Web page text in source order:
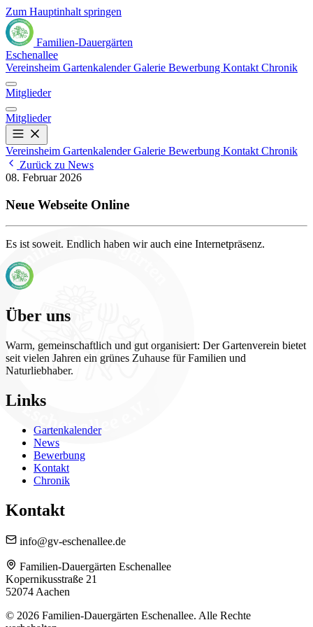
Zum Hauptinhalt springen
Familien-Dauergärten
Eschenallee
Vereinsheim GartenkalenderGalerie Bewerbung Kontakt Chronik
Mitglieder
Mitglieder
Vereinsheim GartenkalenderGalerie Bewerbung Kontakt Chronik
Zurück zu News
08. Februar 2026
Neue Webseite Online
Es ist soweit. Endlich haben wir auch eine Internetpräsenz.
Über uns
Warm, gemeinschaftlich und gut organisiert: Der Gartenverein bietet
seit vielen Jahren ein grünes Zuhause für Familien und
Naturliebhaber.
Links
Gartenkalender
News
Bewerbung
Kontakt
Chronik
Kontakt
info@gv-eschenallee.de
Familien-Dauergärten Eschenallee
Kopernikusstraße 21
52074 Aachen
© 2026 Familien-Dauergärten Eschenallee. Alle Rechte